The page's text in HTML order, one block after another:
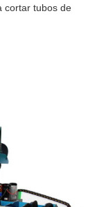
cortar tubos de